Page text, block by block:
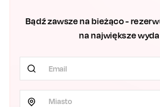
Bądź zawsze na bieżąco -
na największe
Miasto